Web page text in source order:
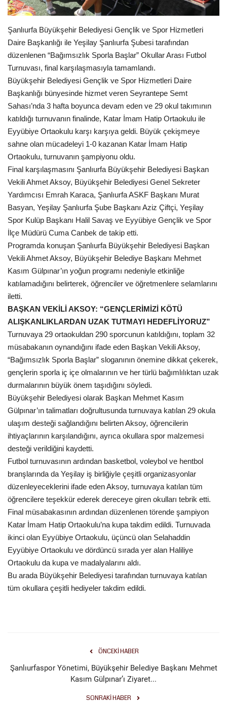
Künye
Sağlık
İletişim
Kültür Sanat
Şanlıurfa Büyükşehir Belediyesi Gençlik ve Spor Hizmetleri
Daire Başkanlığı ile Yeşilay Şanlıurfa Şubesi tarafından
düzenlenen “Bağımsızlık Sporla Başlar” Okullar Arası Futbol
Turnuvası, final karşılaşmasıyla tamamlandı.
Büyükşehir Belediyesi Gençlik ve Spor Hizmetleri Daire
Başkanlığı bünyesinde hizmet veren Seyrantepe Semt
Sahası’nda 3 hafta boyunca devam eden ve 29 okul takımının
katıldığı turnuvanın finalinde, Katar İmam Hatip Ortaokulu ile
Eyyübiye Ortaokulu karşı karşıya geldi. Büyük çekişmeye
sahne olan mücadeleyi 1-0 kazanan Katar İmam Hatip
Ortaokulu, turnuvanın şampiyonu oldu.
Final karşılaşmasını Şanlıurfa Büyükşehir Belediyesi Başkan
Vekili Ahmet Aksoy, Büyükşehir Belediyesi Genel Sekreter
Yardımcısı Emrah Karaca, Şanlıurfa ASKF Başkanı Murat
Basyan, Yeşilay Şanlıurfa Şube Başkanı Aziz Çiftçi, Yeşilay
Spor Kulüp Başkanı Halil Savaş ve Eyyübiye Gençlik ve Spor
İlçe Müdürü Cuma Canbek de takip etti.
Programda konuşan Şanlıurfa Büyükşehir Belediyesi Başkan
Vekili Ahmet Aksoy, Büyükşehir Belediye Başkanı Mehmet
Kasım Gülpınar’ın yoğun programı nedeniyle etkinliğe
katılamadığını belirterek, öğrenciler ve öğretmenlere selamlarını
iletti.
BAŞKAN VEKİLİ AKSOY: “GENÇLERİMİZİ KÖTÜ
ALIŞKANLIKLARDAN UZAK TUTMAYI HEDEFLİYORUZ”
Turnuvaya 29 ortaokuldan 290 sporcunun katıldığını, toplam 32
müsabakanın oynandığını ifade eden Başkan Vekili Aksoy,
“Bağımsızlık Sporla Başlar” sloganının önemine dikkat çekerek,
gençlerin sporla iç içe olmalarının ve her türlü bağımlılıktan uzak
durmalarının büyük önem taşıdığını söyledi.
Büyükşehir Belediyesi olarak Başkan Mehmet Kasım
Gülpınar’ın talimatları doğrultusunda turnuvaya katılan 29 okula
ulaşım desteği sağlandığını belirten Aksoy, öğrencilerin
ihtiyaçlarının karşılandığını, ayrıca okullara spor malzemesi
desteği verildiğini kaydetti.
Futbol turnuvasının ardından basketbol, voleybol ve hentbol
branşlarında da Yeşilay iş birliğiyle çeşitli organizasyonlar
düzenleyeceklerini ifade eden Aksoy, turnuvaya katılan tüm
öğrencilere teşekkür ederek dereceye giren okulları tebrik etti.
Final müsabakasının ardından düzenlenen törende şampiyon
Katar İmam Hatip Ortaokulu’na kupa takdim edildi. Turnuvada
ikinci olan Eyyübiye Ortaokulu, üçüncü olan Selahaddin
Eyyübiye Ortaokulu ve dördüncü sırada yer alan Haliliye
Ortaokulu da kupa ve madalyalarını aldı.
Bu arada Büyükşehir Belediyesi tarafından turnuvaya katılan
tüm okullara çeşitli hediyeler takdim edildi.
ÖNCEKI HABER
Şanlıurfaspor Yönetimi, Büyükşehir Belediye Başkanı Mehmet
Kasım Gülpınar’ı Ziyaret...
SONRAKI HABER